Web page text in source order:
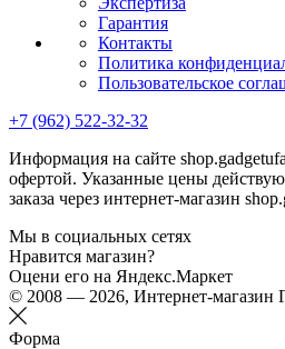
Гарантия
Контакты
Политика
Пользовательское
+7 (962) 522-32-32
Информация на сайте
офертой. Указанные цены
заказа через интернет-магазин
Мы в социальных сетях
Нравится магазин?
Оцени его на Яндекс.Маркет
© 2008 — 2026, Интернет-магазин
Форма